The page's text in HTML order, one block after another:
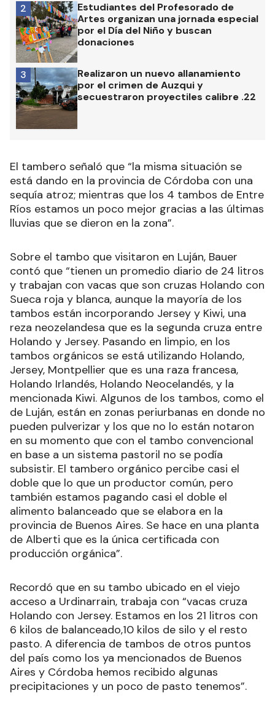
Estudiantes del Profesorado de
Artes organizan una jornada especial
por el Día del Niño y buscan
donaciones
2
Realizaron un nuevo allanamiento
por el crimen de Auzqui y
secuestraron proyectiles calibre .22
3
El tambero señaló que “la misma situación se
está dando en la provincia de Córdoba con una
sequía atroz; mientras que los 4 tambos de Entre
Ríos estamos un poco mejor gracias a las últimas
lluvias que se dieron en la zona”.
Sobre el tambo que visitaron en Luján, Bauer
contó que “tienen un promedio diario de 24 litros
y trabajan con vacas que son cruzas Holando con
Sueca roja y blanca, aunque la mayoría de los
tambos están incorporando Jersey y Kiwi, una
reza neozelandesa que es la segunda cruza entre
Holando y Jersey. Pasando en limpio, en los
tambos orgánicos se está utilizando Holando,
Jersey, Montpellier que es una raza francesa,
Holando Irlandés, Holando Neocelandés, y la
mencionada Kiwi. Algunos de los tambos, como el
de Luján, están en zonas periurbanas en donde no
pueden pulverizar y los que no lo están notaron
en su momento que con el tambo convencional
en base a un sistema pastoril no se podía
subsistir. El tambero orgánico percibe casi el
doble que lo que un productor común, pero
también estamos pagando casi el doble el
alimento balanceado que se elabora en la
provincia de Buenos Aires. Se hace en una planta
de Alberti que es la única certificada con
producción orgánica”.
Recordó que en su tambo ubicado en el viejo
acceso a Urdinarrain, trabaja con “vacas cruza
Holando con Jersey. Estamos en los 21 litros con
6 kilos de balanceado,10 kilos de silo y el resto
pasto. A diferencia de tambos de otros puntos
del país como los ya mencionados de Buenos
Aires y Córdoba hemos recibido algunas
precipitaciones y un poco de pasto tenemos”.